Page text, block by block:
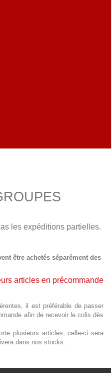
les expéditions partielles.
être achetés séparément des
articles en précommande
il est préférable de passer
afin de recevoir le colis dès
plusieurs articles, celle-ci sera
dans nos stocks.